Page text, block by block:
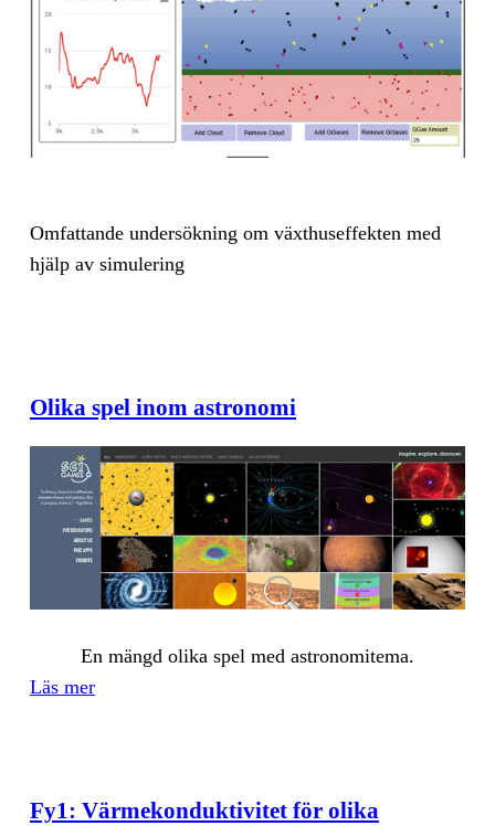
Om­fat­tan­de un­der­sök­ning om växt­hu­sef­fek­ten med
hjälp av si­mu­le­ring
Olika spel inom astronomi
En mängd oli­ka spel med ast­ro­no­mi­te­ma.
Läs mer
Fy1: Värmekonduktivitet för olika